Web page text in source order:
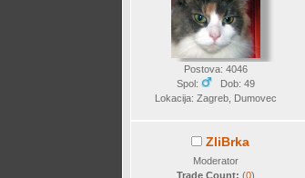
Postova: 4046
Spol:
Dob: 49
Lokacija: Zagreb, Dumovec
ZliBrka
Moderator
Trade Count:(0)